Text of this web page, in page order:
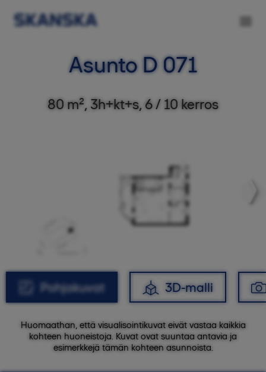
Asunto D 071
80 m², 3h+kt+s, 6 / 10 kerros
Pohjakuvat 3D-malli
Huomaathan, että visualisointikuvat eivät vastaa kaikkia
kohteen huoneistoja. Kuvat ovat suuntaa antavia ja
esimerkkejä tämän kohteen asunnoista.